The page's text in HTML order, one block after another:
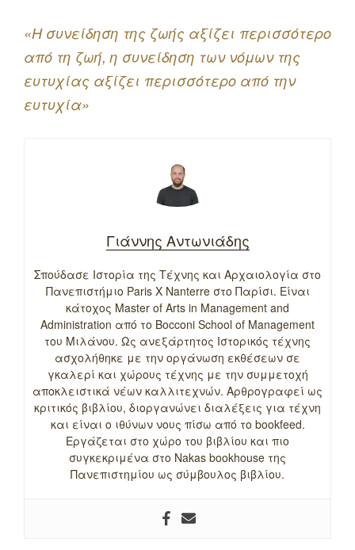
«Η συνείδηση της ζωής αξίζει περισσότερο
από τη ζωή, η συνείδηση των νόμων της
ευτυχίας αξίζει περισσότερο από την
ευτυχία»
Γιάννης Αντωνιάδης
Σπούδασε Ιστορία της Τέχνης και Αρχαιολογία στο
Πανεπιστήμιο Paris X Nanterre στο Παρίσι. Είναι
κάτοχος Master of Arts in Management and
Administration από το Bocconi School of Management
του Μιλάνου. Ως ανεξάρτητος Ιστορικός τέχνης
ασχολήθηκε με την οργάνωση εκθέσεων σε
γκαλερί και χώρους τέχνης με την συμμετοχή
αποκλειστικά νέων καλλιτεχνών. Αρθρογραφεί ως
κριτικός βιβλίου, διοργανώνει διαλέξεις για τέχνη
και είναι ο ιθύνων νους πίσω από το bookfeed.
Εργάζεται στο χώρο του βιβλίου και πιο
συγκεκριμένα στο Nakas bookhouse της
Πανεπιστημίου ως σύμβουλος βιβλίου.